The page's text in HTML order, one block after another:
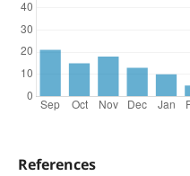
References